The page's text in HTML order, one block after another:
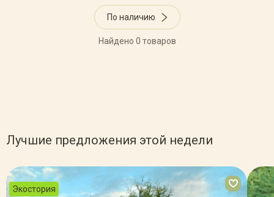
По наличию
Найдено 0 товаров
Лучшие предложения этой недели
Экостория